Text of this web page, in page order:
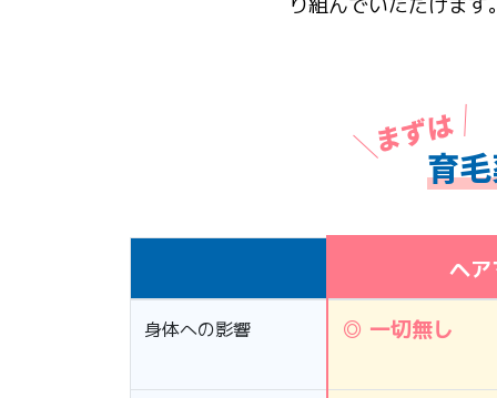
育
ヘ
身体への影響 ◎ 一切無し